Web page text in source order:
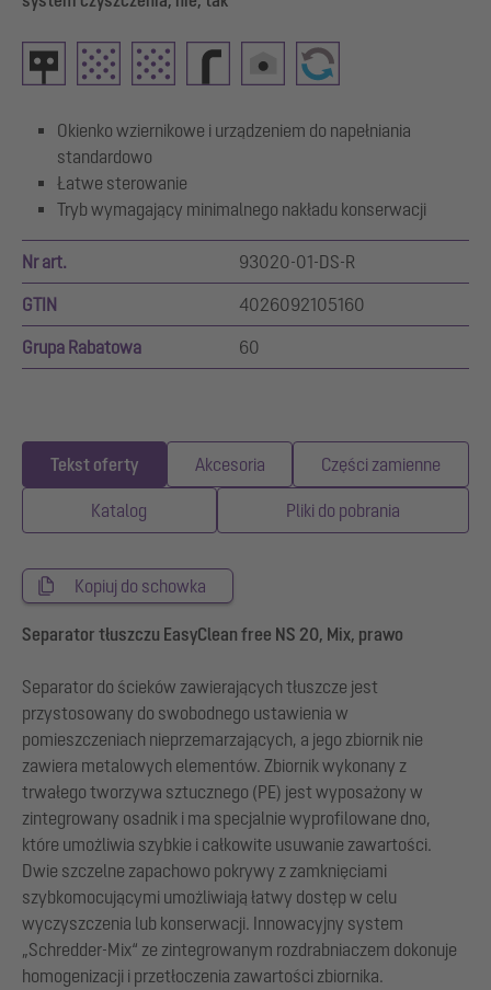
Okienko wziernikowe i urządzeniem do napełniania
standardowo
Łatwe sterowanie
Tryb wymagający minimalnego nakładu konserwacji
Nr art. 93020-01-DS-R
GTIN 4026092105160
Grupa Rabatowa 60
Tekst oferty Akcesoria Części zamienne
Katalog Pliki do pobrania
Kopiuj do schowka
Separator tłuszczu EasyClean free NS 20, Mix, prawo
Separator do ścieków zawierających tłuszcze jest
przystosowany do swobodnego ustawienia w
pomieszczeniach nieprzemarzających, a jego zbiornik nie
zawiera metalowych elementów. Zbiornik wykonany z
trwałego tworzywa sztucznego (PE) jest wyposażony w
zintegrowany osadnik i ma specjalnie wyprofilowane dno,
które umożliwia szybkie i całkowite usuwanie zawartości.
Dwie szczelne zapachowo pokrywy z zamknięciami
szybkomocującymi umożliwiają łatwy dostęp w celu
wyczyszczenia lub konserwacji. Innowacyjny system
„Schredder-Mix“ ze zintegrowanym rozdrabniaczem dokonuje
homogenizacji i przetłoczenia zawartości zbiornika.